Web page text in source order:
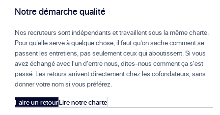
Notre démarche qualité
Nos recruteurs sont indépendants et travaillent sous la même charte.
Pour qu'elle serve à quelque chose, il faut qu'on sache comment se
passent les entretiens, pas seulement ceux qui aboutissent. Si vous
avez échangé avec l'un d'entre nous, dites-nous comment ça s'est
passé. Les retours arrivent directement chez les cofondateurs, sans
donner votre nom si vous préférez.
Faire un retourLire notre charte